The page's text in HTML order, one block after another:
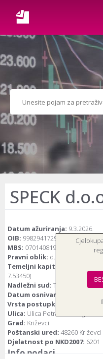
SPECK
Datum ažuriranja: 9.3.2026.
OIB: 99829417290
MBS: 070140819
Pravni oblik: d.o.o.(društvo s
Temeljni kapital:
20.000
7.53450)
Nadležni sud: Trgovački sud u
Datum osnivanja:
Vrsta postupka:
Bez postupka
Ulica: Ulica Petra Zrinskog 4 a
Grad: Križevci
Poštanski ured: 48260 Križevci
Djelatnost po NKD2007: 6201
Info podaci